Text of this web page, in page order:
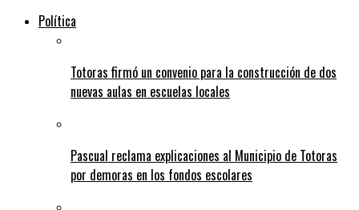
Política
Totoras firmó un convenio para la construcción de dos
nuevas aulas en escuelas locales
Pascual reclama explicaciones al Municipio de Totoras
por demoras en los fondos escolares